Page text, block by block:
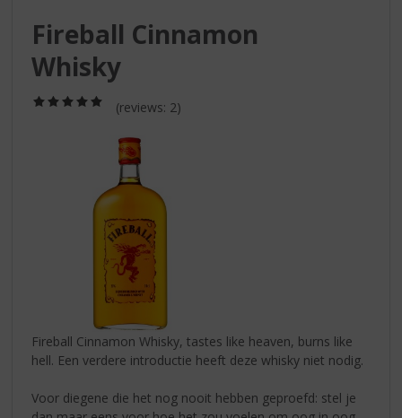
Fireball Cinnamon
Whisky
/
(reviews: 2)
Fireball Cinnamon Whisky, tastes like heaven, burns like
hell. Een verdere introductie heeft deze whisky niet nodig.
Voor diegene die het nog nooit hebben geproefd: stel je